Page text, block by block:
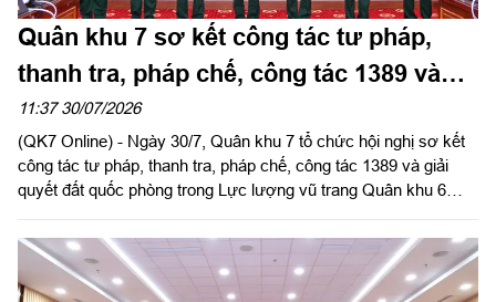
Quân khu 7 sơ kết công tác tư pháp,
thanh tra, pháp chế, công tác 1389 và
giải quyết đất quốc phòng
11:37 30/07/2026
(QK7 Online) - Ngày 30/7, Quân khu 7 tổ chức hội nghị sơ kết
công tác tư pháp, thanh tra, pháp chế, công tác 1389 và giải
quyết đất quốc phòng trong Lực lượng vũ trang Quân khu 6
Thường vụ Đảng ủy, Phó Tư lệnh Quân khu chủ trì hội nghị.